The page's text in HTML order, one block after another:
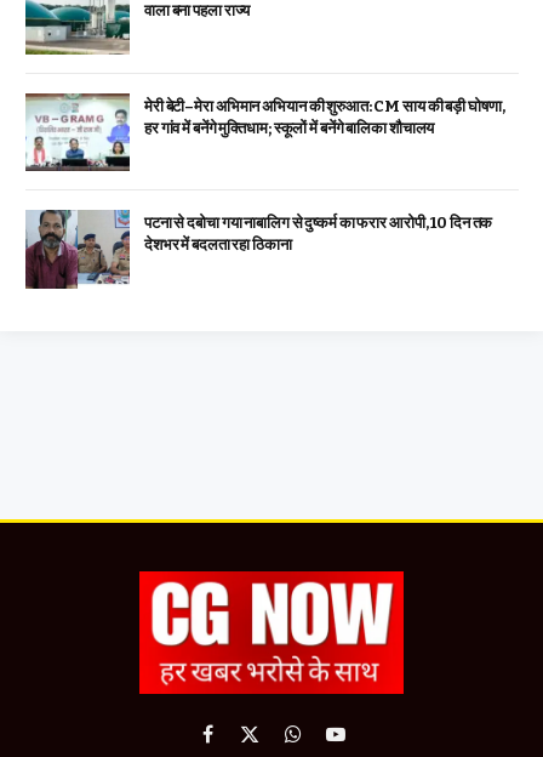
वाला बना पहला राज्य
मेरी बेटी–मेरा अभिमान अभियान की शुरुआत: CM साय की बड़ी घोषणा,
हर गांव में बनेंगे मुक्तिधाम; स्कूलों में बनेंगे बालिका शौचालय
पटना से दबोचा गया नाबालिग से दुष्कर्म का फरार आरोपी, 10 दिन तक
देशभर में बदलता रहा ठिकाना
Facebook
X
WhatsApp
YouTube